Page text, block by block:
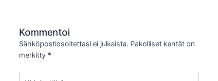
Kommentoi
Sähköpostiosoitettasi ei julkaista. Pakolliset kentät on
merkitty *